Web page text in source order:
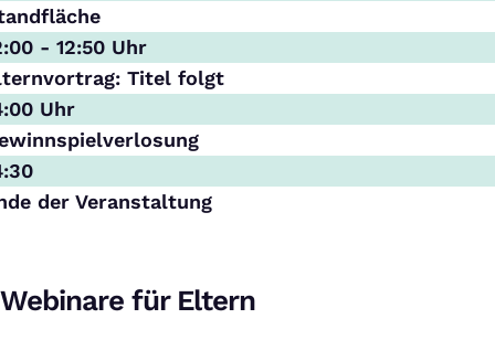
- 12:50 Uhr
Titel folgt
Uhr
der Veranstaltung
Webinare für Eltern